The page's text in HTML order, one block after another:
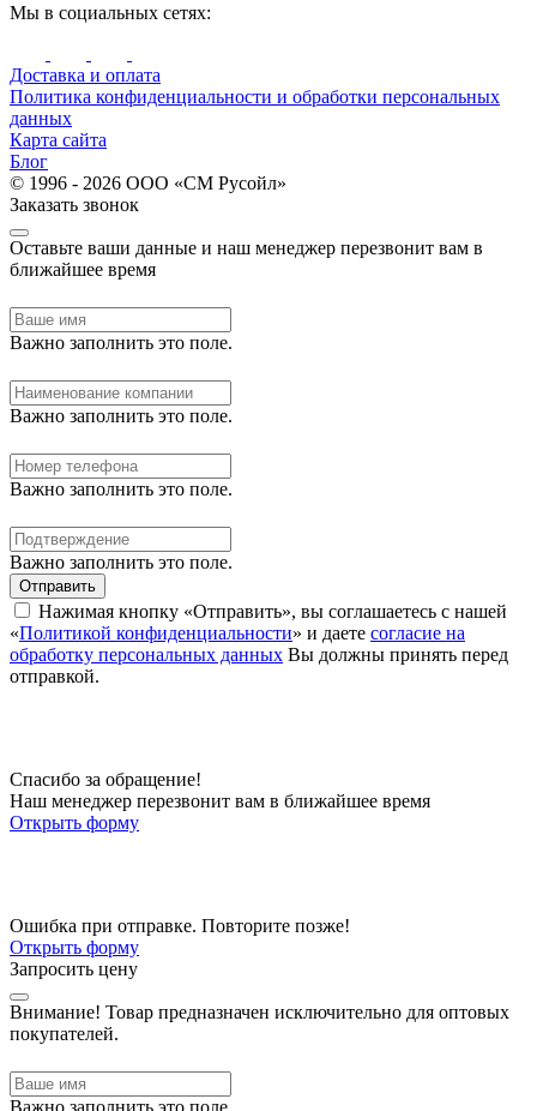
Мы в социальных сетях:
Доставка и оплата
Политика конфиденциальности и обработки персональных
данных
Карта сайта
Блог
© 1996 - 2026 ООО «СМ Русойл»
Заказать звонок
Оставьте ваши данные и наш менеджер перезвонит вам в
ближайшее время
Важно заполнить это поле.
Важно заполнить это поле.
Важно заполнить это поле.
Важно заполнить это поле.
Отправить
Нажимая кнопку «Отправить», вы соглашаетесь с нашей
«Политикой конфиденциальности» и даете согласие на
обработку персональных данных Вы должны принять перед
отправкой.
Спасибо за обращение!
Наш менеджер перезвонит вам в ближайшее время
Открыть форму
Ошибка при отправке. Повторите позже!
Открыть форму
Запросить цену
Внимание! Товар предназначен исключительно для оптовых
покупателей.
Важно заполнить это поле.